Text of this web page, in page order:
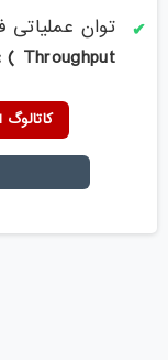
توان عملیاتی
Throughput ) : 250 مگابیت
کاتالوگ Fortinet FortiGate 100D Firewall